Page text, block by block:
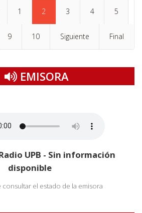
1 2 3 4 5
9 10 Siguiente Final
EMISORA
UPB - Sin información
disponible
el estado de la emisora